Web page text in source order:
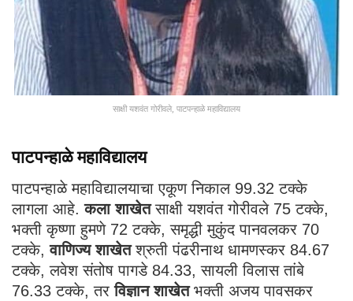
साक्षी यशवंत गोरीवले, पाटपन्हाळे महाविद्यालय
पाटपन्हाळे महाविद्यालय
पाटपन्हाळे महाविद्यालयाचा एकूण निकाल 99.32 टक्के
लागला आहे.कला शाखेतसाक्षी यशवंत गोरीवले 75 टक्के,
भक्ती कृष्णा हुमणे 72 टक्के, समृद्धी मुकुंद पानवलकर 70
टक्के,वाणिज्य शाखेतश्रुती पंढरीनाथ धामणस्कर 84.67
टक्के, लवेश संतोष पागडे 84.33, सायली विलास तांबे
76.33 टक्के, तरविज्ञान शाखेतभक्ती अजय पावसकर